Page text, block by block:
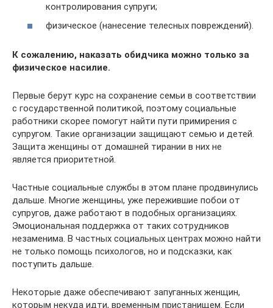
контролирования супруги;
физическое (нанесение телесных повреждений).
К сожалению, наказать обидчика можно только за
физическое насилие.
Первые берут курс на сохранение семьи в соответствии
с государственной политикой, поэтому социальные
работники скорее помогут найти пути примирения с
супругом. Такие организации защищают семью и детей.
Защита женщины от домашней тирании в них не
является приоритетной.
Частные социальные службы в этом плане продвинулись
дальше. Многие женщины, уже пережившие побои от
супругов, даже работают в подобных организациях.
Эмоциональная поддержка от таких сотрудников
незаменима. В частных социальных центрах можно найти
не только помощь психологов, но и подсказки, как
поступить дальше.
Некоторые даже обеспечивают запуганных женщин,
которым некуда идти, временным пристанищем. Если